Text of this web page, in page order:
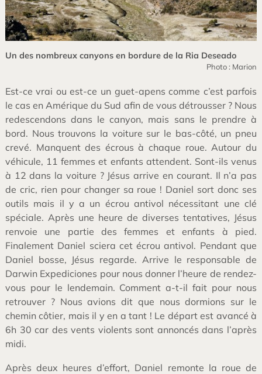
Un des nombreux canyons en bordure de la Ria Deseado
Photo : Marion
Est-ce vrai ou est-ce un guet-apens comme c’est parfois
le cas en Amérique du Sud afin de vous détrousser ? Nous
redescendons dans le canyon, mais sans le prendre à
bord. Nous trouvons la voiture sur le bas-côté, un pneu
crevé. Manquent des écrous à chaque roue. Autour du
véhicule, 11 femmes et enfants attendent. Sont-ils venus
à 12 dans la voiture ? Jésus arrive en courant. Il n’a pas
de cric, rien pour changer sa roue ! Daniel sort donc ses
outils mais il y a un écrou antivol nécessitant une clé
spéciale. Après une heure de diverses tentatives, Jésus
renvoie une partie des femmes et enfants à pied.
Finalement Daniel sciera cet écrou antivol. Pendant que
Daniel bosse, Jésus regarde. Arrive le responsable de
Darwin Expediciones pour nous donner l’heure de rendez-
vous pour le lendemain. Comment a-t-il fait pour nous
retrouver ? Nous avions dit que nous dormions sur le
chemin côtier, mais il y en a tant ! Le départ est avancé à
6h 30 car des vents violents sont annoncés dans l’après
midi.
Après deux heures d’effort, Daniel remonte la roue de